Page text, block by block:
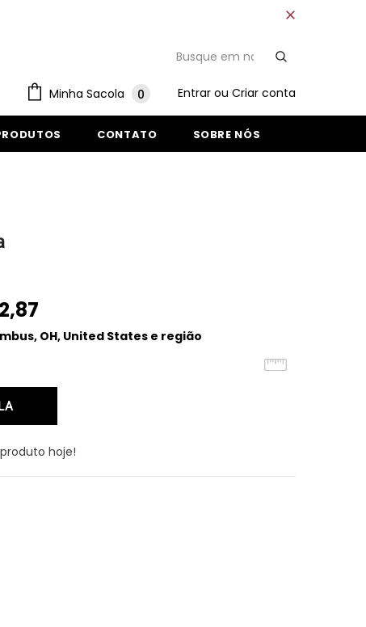
Minha Sacola 0 Entrar ou Criar conta
CONTATO SOBRE NÓS
OH, United States e região
hoje!